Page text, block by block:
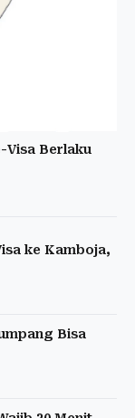
Visa Berlaku
ke Kamboja,
Bisa